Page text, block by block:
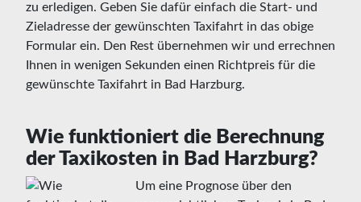
zu erledigen. Geben Sie dafür einfach die Start- und
Zieladresse der gewünschten Taxifahrt in das obige
Formular ein. Den Rest übernehmen wir und errechnen
Ihnen in wenigen Sekunden einen Richtpreis für die
gewünschte Taxifahrt in Bad Harzburg.
Wie funktioniert die Berechnung
der Taxikosten in Bad Harzburg?
Um eine Prognose über den